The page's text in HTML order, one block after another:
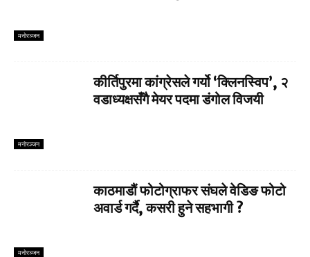
मनाेरञ्जन
मनाेरञ्जन
कीर्तिपुरमा कांग्रेसले गर्यो ‘क्लिनस्विप’, २
वडाध्यक्षसँगै मेयर पदमा डंगोल विजयी
मनाेरञ्जन
काठमाडौं फोटोग्राफर संघले वेडिङ फोटो
अवार्ड गर्दै, कसरी हुने सहभागी ?